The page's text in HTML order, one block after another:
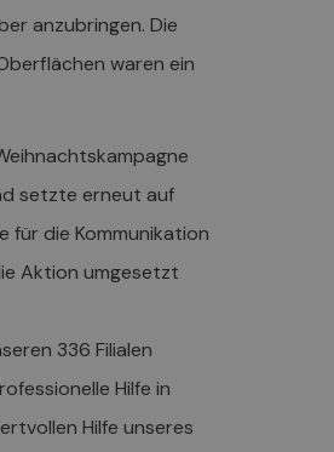
anzubringen. Die
waren ein
setzte erneut auf
für die Kommunikation
Aktion umgesetzt
336 Filialen
Hilfe in
Hilfe unseres